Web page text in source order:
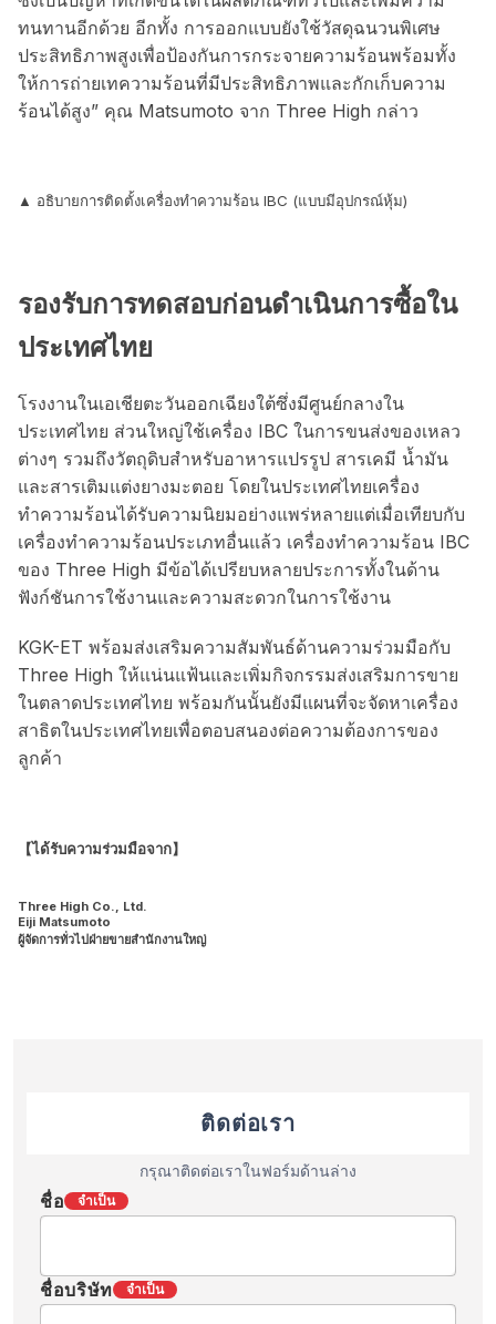
ทนทานอีกด้วย อีกทั้ง การออกแบบยังใช้วัสดุฉนวนพิเศษ
ประสิทธิภาพสูงเพื่อป้องกันการกระจายความร้อนพร้อมทั้ง
ให้การถ่ายเทความร้อนที่มีประสิทธิภาพและกักเก็บความ
ร้อนได้สูง” คุณ Matsumoto จาก Three High กล่าว
▲ อธิบายการติดตั้งเครื่องทำความร้อน IBC (แบบมีอุปกรณ์หุ้ม)
รองรับการทดสอบก่อนดำเนินการซื้อใน
ประเทศไทย
โรงงานในเอเชียตะวันออกเฉียงใต้ซึ่งมีศูนย์กลางใน
ประเทศไทย ส่วนใหญ่ใช้เครื่อง IBC ในการขนส่งของเหลว
ต่างๆ รวมถึงวัตถุดิบสำหรับอาหารแปรรูป สารเคมี น้ำมัน
และสารเติมแต่งยางมะตอย โดยในประเทศไทยเครื่อง
ทำความร้อนได้รับความนิยมอย่างแพร่หลายแต่เมื่อเทียบกับ
เครื่องทำความร้อนประเภทอื่นแล้ว เครื่องทำความร้อน IBC
ของ Three High มีข้อได้เปรียบหลายประการทั้งในด้าน
ฟังก์ชันการใช้งานและความสะดวกในการใช้งาน
KGK-ET พร้อมส่งเสริมความสัมพันธ์ด้านความร่วมมือกับ
Three High ให้แน่นแฟ้นและเพิ่มกิจกรรมส่งเสริมการขาย
ในตลาดประเทศไทย พร้อมกันนั้นยังมีแผนที่จะจัดหาเครื่อง
สาธิตในประเทศไทยเพื่อตอบสนองต่อความต้องการของ
ลูกค้า
【ได้รับความร่วมมือจาก】
Three High Co., Ltd.
Eiji Matsumoto
ผู้จัดการทั่วไปฝ่ายขายสำนักงานใหญ่
ติดต่อเรา
กรุณาติดต่อเราในฟอร์มด้านล่าง
ชื่อ จำเป็น
ชื่อบริษัท จำเป็น